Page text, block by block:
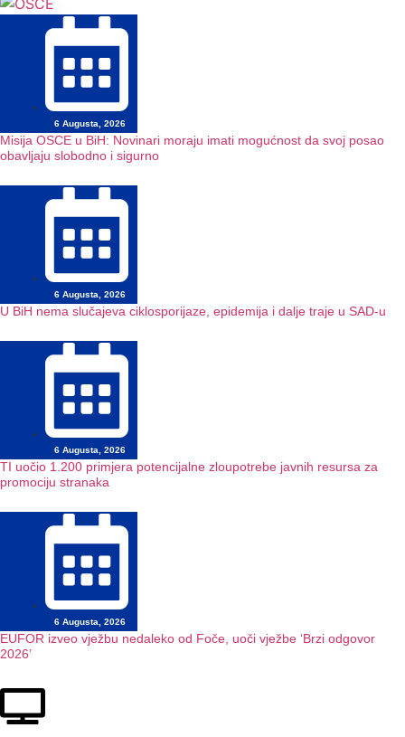
6 Augusta, 2026
Misija OSCE u BiH: Novinari moraju imati mogućnost da svoj posao
obavljaju slobodno i sigurno
6 Augusta, 2026
U BiH nema slučajeva ciklosporijaze, epidemija i dalje traje u SAD-u
6 Augusta, 2026
TI uočio 1.200 primjera potencijalne zloupotrebe javnih resursa za
promociju stranaka
6 Augusta, 2026
EUFOR izveo vježbu nedaleko od Foče, uoči vježbe ‘Brzi odgovor
2026’